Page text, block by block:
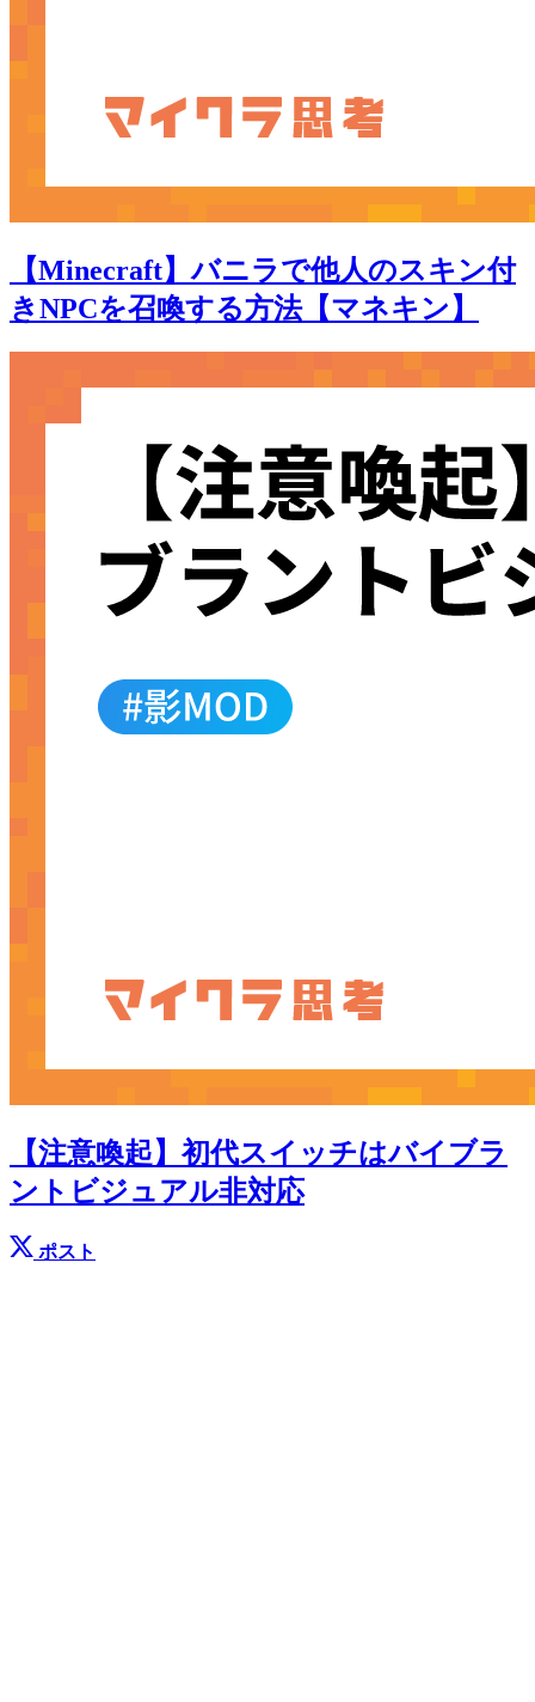
【Minecraft】バニラで他人のスキン付
きNPCを召喚する方法【マネキン】
【注意喚起】初代スイッチはバイブラ
ントビジュアル非対応
ポスト